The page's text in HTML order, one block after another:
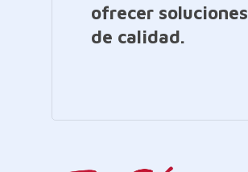
ofrecer soluciones
de calidad.